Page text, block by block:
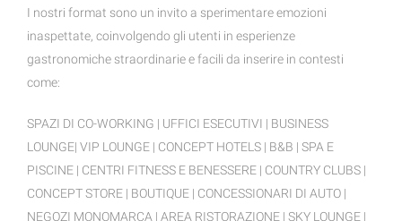
I nostri format sono un invito a sperimentare emozioni
inaspettate, coinvolgendo gli utenti in esperienze
gastronomiche straordinarie e facili da inserire in contesti
come:
SPAZI DI CO-WORKING | UFFICI ESECUTIVI | BUSINESS
LOUNGE| VIP LOUNGE | CONCEPT HOTELS | B&B | SPA E
PISCINE | CENTRI FITNESS E BENESSERE | COUNTRY CLUBS |
CONCEPT STORE | BOUTIQUE | CONCESSIONARI DI AUTO |
NEGOZI MONOMARCA | AREA RISTORAZIONE | SKY LOUNGE |